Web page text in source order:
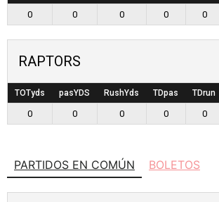
0 0 0 0 0
RAPTORS
TOTyds pasYDS RushYds TDpas TDrun
0 0 0 0 0
PARTIDOS EN COMÚN BOLETOS